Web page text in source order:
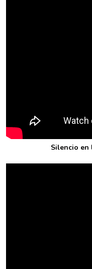
Silencio en